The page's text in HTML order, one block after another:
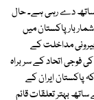
ساتھ دے رہی ہے۔ حال
بار پاکستان میں
مداخلت کے
اتحاد کے سر براہ
پاکستان ایران کے
بہتر تعلقات قائم